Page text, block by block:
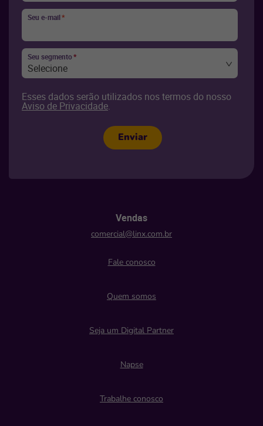
Seu e-mail*
Seu segmento*
Selecione
Esses dados serão utilizados nos termos do nosso
Aviso de Privacidade.
Enviar
Vendas
comercial@linx.com.br
Fale conosco
Quem somos
Seja um Digital Partner
Napse
Trabalhe conosco